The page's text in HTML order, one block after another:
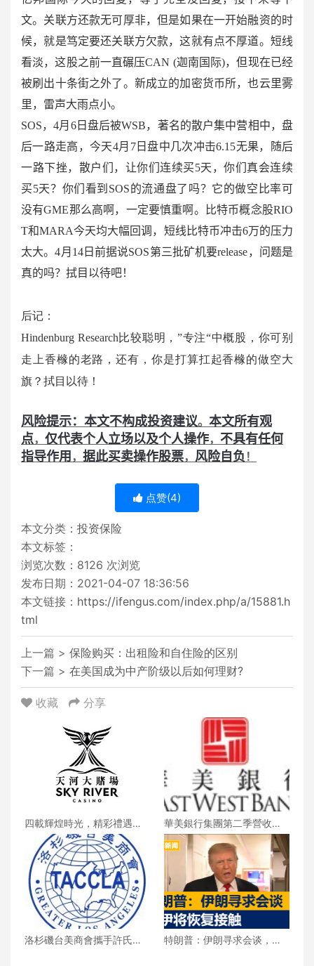
文。关联方还款无可厚非，但是如果在一开始融资的时
候，就是笃定要还关联方欠款，这就有点不厚道。短线
看淡，这股之前一直碾压CAN (迦南国际)，但现在已经
被刷出十条街之外了。新成立的加密货币所，也云里雾
里，雷声大雨点小。
SOS，4月 6日盘后被WSB，著名的散户集中营相中，盘
后一路走高，今天4月 7日盘中几次冲击6.15无果，随后
一路下挫，散户们，让你们连续买5天，你们真会连续
买5天？你们看到 SOS的流通盘了吗？它的做空比率可
没有GME那么高啊，一定要慎重啊。比特币概念股RIO
T和MARA今天均大幅回调，短线比特币冲击6万的压力
太大。4月 14日前据说SOS第三批矿机要release，问题是
真的吗？拭目以待吧！
后记：
Hindenburg Research比较聪明，”专注“中概股，你可别
走上香橼的老路，还有，你是打算扛起香橼的做空大
旗？拭目以待！
风险提示：本文不构成投资建议。 本文所有观
点， 仅代表个人立场以及个人操作， 不具有任何
指导作用 ， 据此买卖操作股票， 风险自负 ！
点赞(4)
本文分类： 投资保险
本文标签：
浏览次数： 8126 次浏览
发布日期：2021-04-07 18:36:56
本文链接： https://ifengus.com/index.php/a/15881.h
tml
上一篇 > 保险购买：出租险和自住险的区别
下一篇 > 在美国成为中产阶级以后如何理财?
收藏 分享
四載輝煌時光，精彩禮遇歡
慶一整月
華美銀行集團第二季營收創
新高 每股收益年增18%
洛杉磯台美商會攜手許氏參
特朗普：伊朗寻求会谈，美